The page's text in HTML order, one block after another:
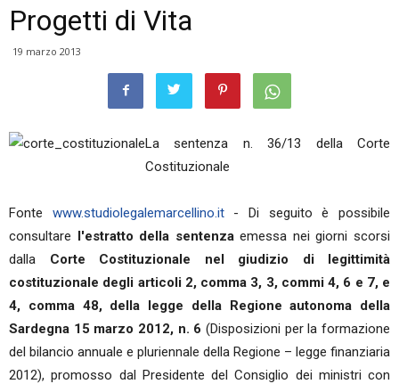
Progetti di Vita
19 marzo 2013
La sentenza n. 36/13 della Corte
Costituzionale
Fonte www.studiolegalemarcellino.it- Di seguito è possibile
consultare l'estratto della sentenzaemessa nei giorni scorsi
dalla Corte Costituzionale nel giudizio di legittimità
costituzionale degli articoli 2, comma 3, 3, commi 4, 6 e 7, e
4, comma 48, della legge della Regione autonoma della
Sardegna 15 marzo 2012, n. 6 (Disposizioni per la formazione
del bilancio annuale e pluriennale della Regione – legge finanziaria
2012), promosso dal Presidente del Consiglio dei ministri con